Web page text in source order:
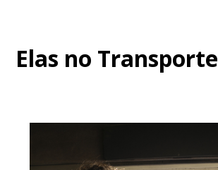
Elas no Transporte